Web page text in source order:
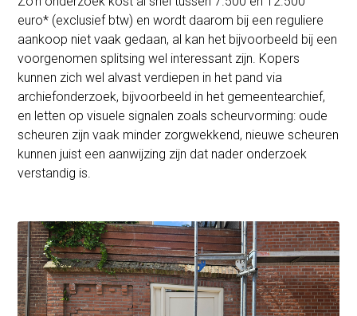
euro* (exclusief btw) en wordt daarom bij een reguliere
aankoop niet vaak gedaan, al kan het bijvoorbeeld bij een
voorgenomen splitsing wel interessant zijn. Kopers
kunnen zich wel alvast verdiepen in het pand via
archiefonderzoek, bijvoorbeeld in het gemeentearchief,
en letten op visuele signalen zoals scheurvorming: oude
scheuren zijn vaak minder zorgwekkend, nieuwe scheuren
kunnen juist een aanwijzing zijn dat nader onderzoek
verstandig is.